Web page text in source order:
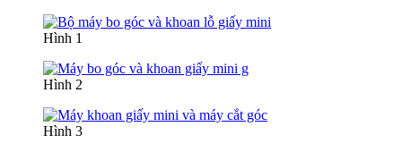
Hình 1
Hình 2
Hình 3